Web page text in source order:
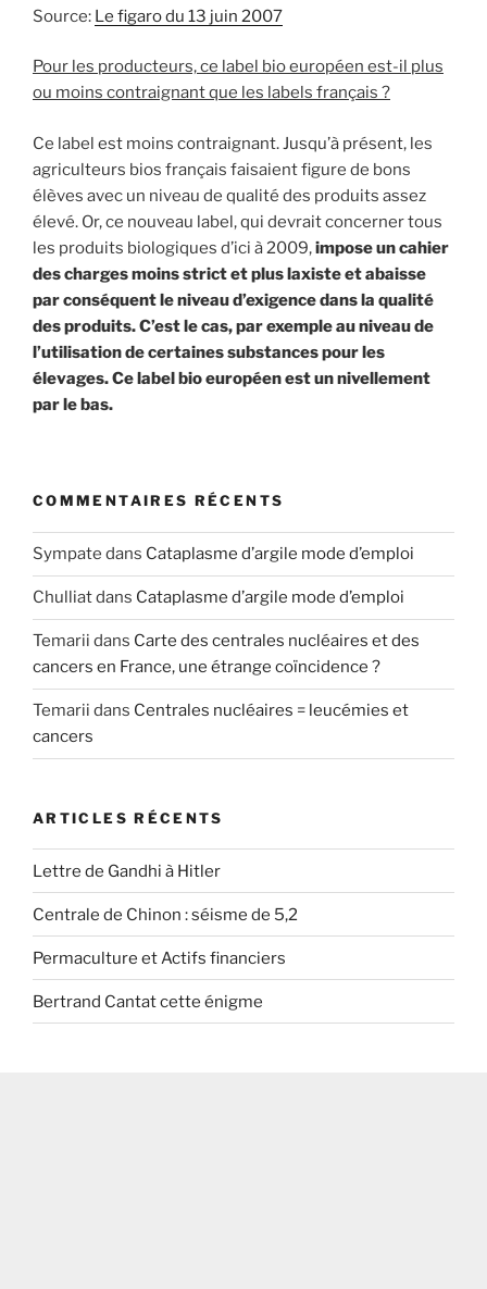
Source: Le figaro du 13 juin 2007
Pour les producteurs, ce label bio européen est-il plus
ou moins contraignant que les labels français ?
Ce label est moins contraignant. Jusqu’à présent, les
agriculteurs bios français faisaient figure de bons
élèves avec un niveau de qualité des produits assez
élevé. Or, ce nouveau label, qui devrait concerner tous
les produits biologiques d’ici à 2009,impose un cahier
des charges moins strict et plus laxiste et abaisse
par conséquent le niveau d’exigence dans la qualité
des produits. C’est le cas, par exemple au niveau de
l’utilisation de certaines substances pour les
élevages. Ce label bio européen est un nivellement
par le bas.
COMMENTAIRES RÉCENTS
Sympate dans Cataplasme d’argile mode d’emploi
Chulliatdans Cataplasme d’argile mode d’emploi
Temarii dans Carte des centrales nucléaires et des
cancers en France, une étrange coïncidence ?
Temarii dans Centrales nucléaires = leucémies et
cancers
ARTICLES RÉCENTS
Lettre de Gandhi à Hitler
Centrale de Chinon : séisme de 5,2
Permaculture et Actifs financiers
Bertrand Cantat cette énigme